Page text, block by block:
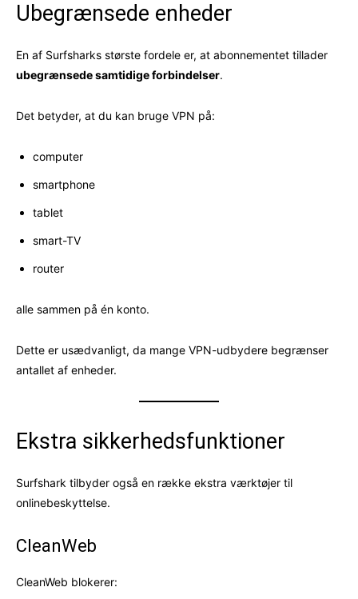
Ubegrænsede enheder
En af Surfsharks største fordele er, at abonnementet tillader
ubegrænsede samtidige forbindelser.
Det betyder, at du kan bruge VPN på:
computer
smartphone
tablet
smart-TV
router
alle sammen på én konto.
Dette er usædvanligt, da mange VPN-udbydere begrænser
antallet af enheder.
Ekstra sikkerhedsfunktioner
Surfshark tilbyder også en række ekstra værktøjer til
onlinebeskyttelse.
CleanWeb
CleanWeb blokerer: